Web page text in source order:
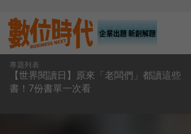
專題列表
【世界閱讀日】原來「老闆們」都讀這些
書！7份書單一次看